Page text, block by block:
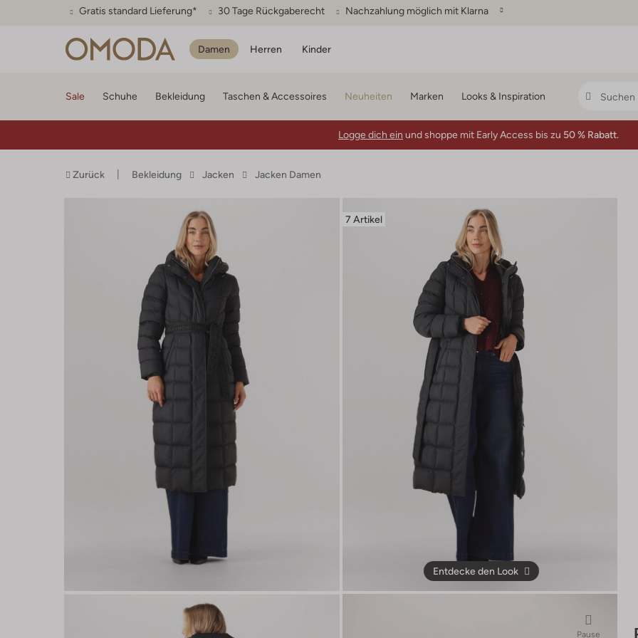
Gratis standard Lieferung* 30 Tage Rückgaberecht Nachzahlung möglich mit Klarna
Damen Herren Kinder
Sale Schuhe Bekleidung Taschen & Accessoires Neuheiten Marken Looks & Inspiration
Logge dich ein und shoppe mit Early Access bis zu 50 % Rabatt.
Zurück Bekleidung Jacken Jacken Damen
7 Artikel
Entdecke den Look
Pause